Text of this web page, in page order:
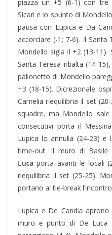
piazza un +5 (6-1) con tre
Sicari e lo spunto di
pausa con Lupica e Da
accorciare (-1; 7-6). Il
Mondello sigla il +2 (13-11).
Santa Teresa ribalta (14-
pallonetto di Mondello
+3 (18-15). Dicrezionale
Camelia riequilibria il set
squadre, ma Mondello
consecutivi porta il
Lupica lo annulla (24-23) e
time-out. Il muro di Basile
Luca porta avanti le locali
riequilibria il set (25-25).
portano al tie-break
Lupica e De Candia
muro e punto di De Luca